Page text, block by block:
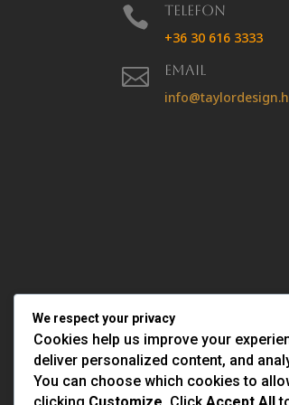

Telefon
+36 30 616 3333

Email
We respect your privacy
Cookies help us improve your
deliver personalized content, and
You can choose which cookies to